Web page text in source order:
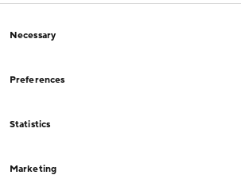
Selection
Necessary
Preferences
Statistics
Marketing